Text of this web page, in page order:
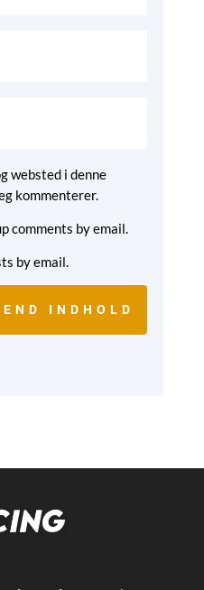
websted i denne
kommenterer.
comments by email.
by email.
INDHOLD